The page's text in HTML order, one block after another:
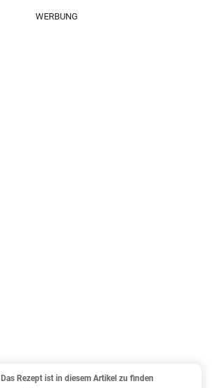
WERBUNG
Das Rezept ist in diesem Artikel zu finden